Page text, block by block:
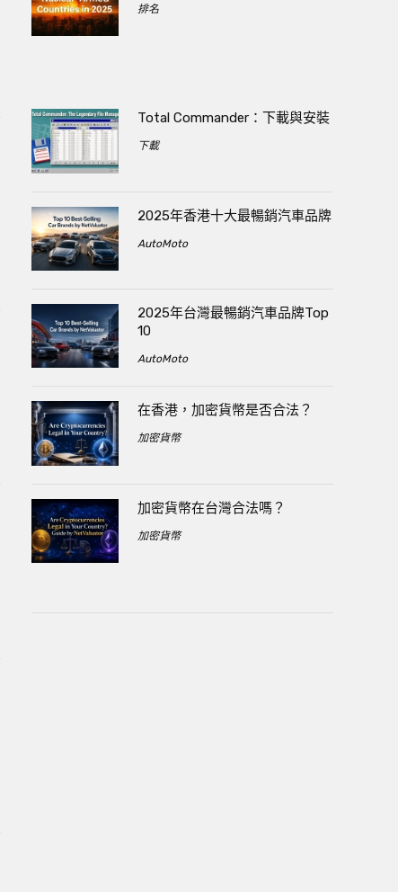
排名
Total Commander：下載與安裝
下載
2025年香港十大最暢銷汽車品牌
AutoMoto
2025年台灣最暢銷汽車品牌Top
10
AutoMoto
在香港，加密貨幣是否合法？
加密貨幣
加密貨幣在台灣合法嗎？
加密貨幣